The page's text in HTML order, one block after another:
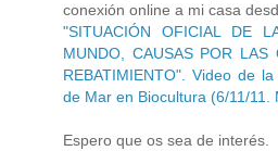
conexión online a mi casa
"SITUACIÓN OFICIAL DE
MUNDO, CAUSAS POR
REBATIMIENTO". Video de
de Mar en Biocultura (6/11/11.
Espero que os sea de interés.